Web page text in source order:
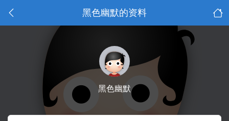
黑色幽默的资料
黑色幽默